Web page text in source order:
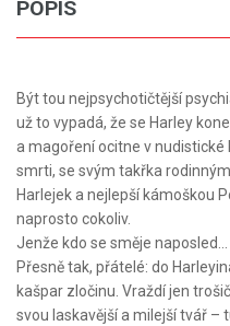
POPIS
Být tou nejpsychotičtější
už to vypadá, že se Harley
a magoření ocitne v nudistické
smrti, se svým takřka
Harlejek a nejlepší kámoškou
naprosto cokoliv.
Jenže kdo se směje naposled…
Přesně tak, přátelé: do
kašpar zločinu. Vraždí jen
svou laskavější a milejší tvář –